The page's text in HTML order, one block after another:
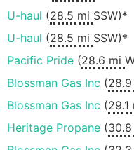
U-haul (28.5 mi SSW)*
U-haul (28.5 mi SSW)*
Pacific Pride (28.6 mi
Blossman Gas Inc (
Blossman Gas Inc (29.1
Heritage Propane (